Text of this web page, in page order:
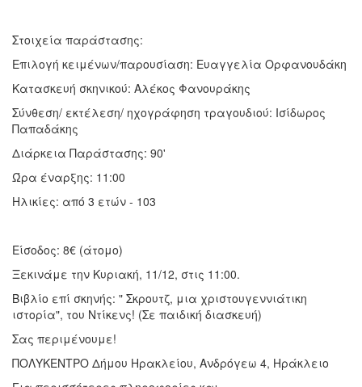
Στοιχεία παράστασης:
Επιλογή κειμένων/παρουσίαση: Ευαγγελία Ορφανουδάκη
Κατασκευή σκηνικού: Αλέκος Φανουράκης
Σύνθεση/ εκτέλεση/ ηχογράφηση τραγουδιού: Ισίδωρος
Παπαδάκης
Διάρκεια Παράστασης: 90'
Ώρα έναρξης: 11:00
Ηλικίες: από 3 ετών - 103
Είσοδος: 8€ (άτομο)
Ξεκινάμε την Κυριακή, 11/12, στις 11:00.
Βιβλίο επί σκηνής: " Σκρουτζ, μια χριστουγεννιάτικη
ιστορία", του Ντίκενς! (Σε παιδική διασκευή)
Σας περιμένουμε!
ΠΟΛΥΚΕΝΤΡΟ Δήμου Ηρακλείου, Ανδρόγεω 4, Ηράκλειο